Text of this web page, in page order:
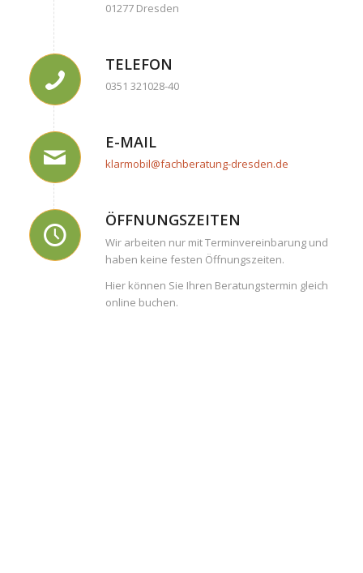
01277 Dresden
TELEFON
0351 321028-40
E-MAIL
klarmobil@fachberatung-dresden.de
ÖFFNUNGSZEITEN
Wir arbeiten nur mit Terminvereinbarung und
haben keine festen Öffnungszeiten.
Hier können Sie Ihren Beratungstermin gleich
online buchen.